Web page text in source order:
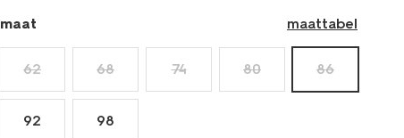
maat maattabel
62 68 74 80 86
92 98